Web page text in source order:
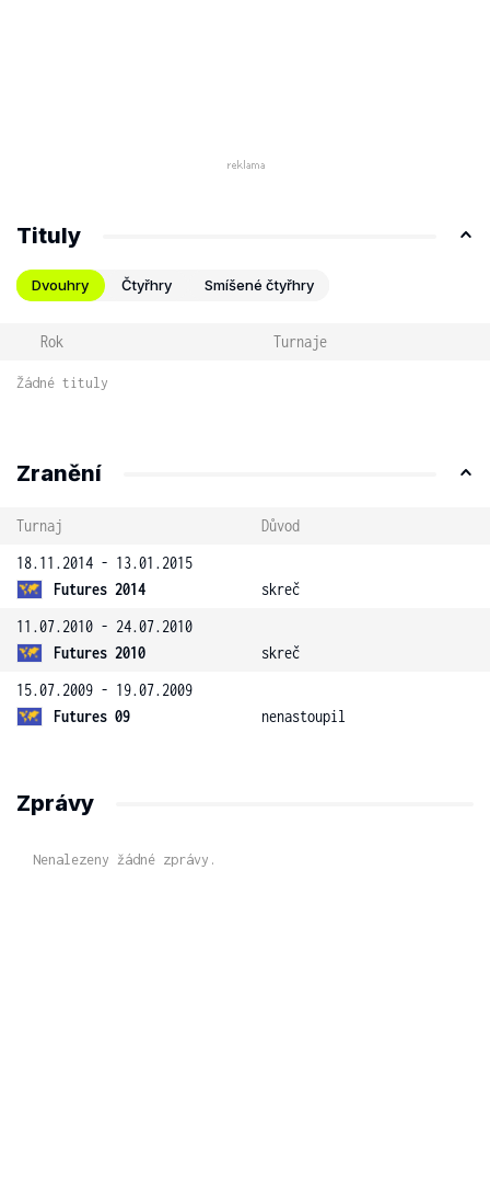
Tituly
Dvouhry Čtyřhry Smíšené čtyřhry
Rok Turnaje
Žádné tituly
Zranění
Turnaj
Důvod
18.11.2014 - 13.01.2015
Futures 2014
skreč
11.07.2010 - 24.07.2010
Futures 2010
skreč
15.07.2009 - 19.07.2009
Futures 09
nenastoupil
Zprávy
Nenalezeny žádné zprávy.